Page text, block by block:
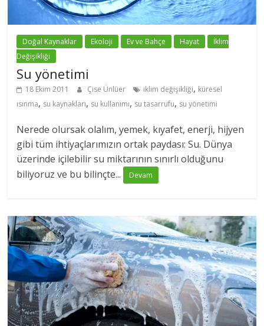
Doğal Kaynaklar Ekoloji Ev ve Bahçe Hayat
İklim
Değişikliği
Su yönetimi
18 Ekim 2011 Çise Ünlüer iklim değişikliği, küresel
ısınma, su kaynakları, su kullanımı, su tasarrufu, su yönetimi
Nerede olursak olalım, yemek, kıyafet, enerji, hijyen
gibi tüm ihtiyaçlarımızın ortak paydası: Su. Dünya
üzerinde içilebilir su miktarının sınırlı olduğunu
biliyoruz ve bu bilinçte...
Devam